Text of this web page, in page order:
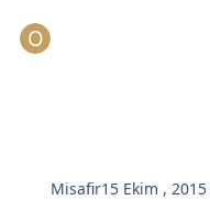
Misafir15 Ekim , 2015